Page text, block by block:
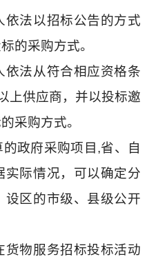
法以招标公告的方式
的采购方式。
法从符合相应资格条
上供应商，并以投标邀
采购方式。
府采购项目,省、自
实际情况，可以确定分
设区的市级、县级公开
服务招标投标活动